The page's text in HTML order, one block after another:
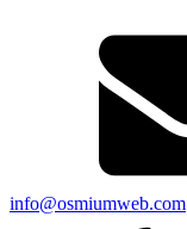
info@osmiumweb.com